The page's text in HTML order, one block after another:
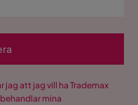
att jag vill ha Trademax
mina